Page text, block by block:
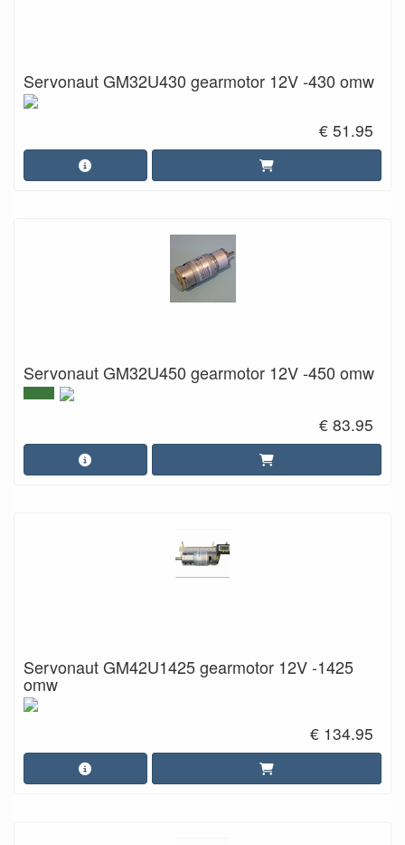
Servonaut GM32U430 gearmotor 12V -430 omw
€ 51.95
Servonaut GM32U450 gearmotor 12V -450 omw
€ 83.95
Servonaut GM42U1425 gearmotor 12V -1425
omw
€ 134.95